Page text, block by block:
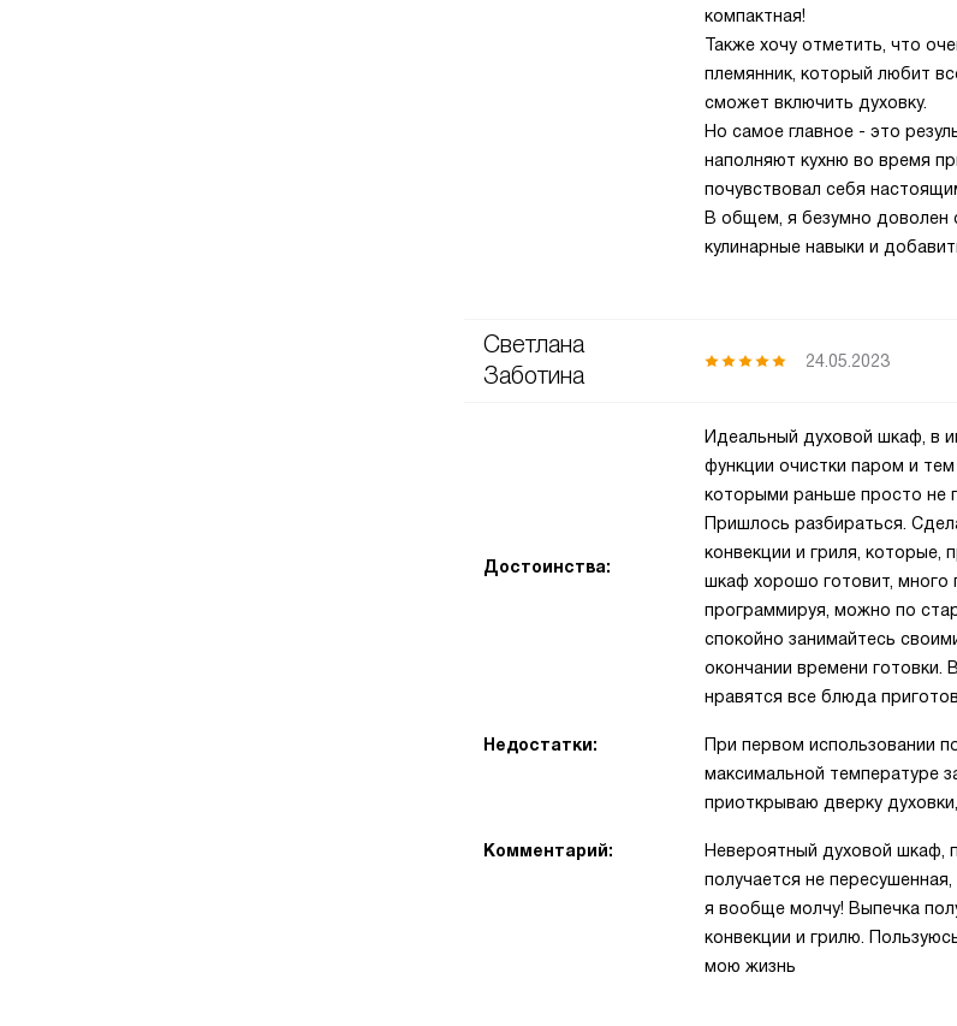
компактная!
Также хочу отметить, что
племянник, который любит
сможет включить духовку.
Но самое главное - это
наполняют кухню во время
почувствовал себя
В общем, я безумно доволен
кулинарные навыки и
Светлана
Заботина
24.05.2023
Достоинства:
Идеальный духовой шкаф, в
функции очистки паром и
которыми раньше просто не
Пришлось разбираться.
конвекции и гриля, которые,
шкаф хорошо готовит, много
программируя, можно по
спокойно занимайтесь
окончании времени
нравятся все блюда
Недостатки:
При первом использовании
максимальной температуре
приоткрываю дверку
Комментарий:
Невероятный духовой шкаф,
получается не
я вообще молчу! Выпечка
конвекции и грилю.
мою жизнь